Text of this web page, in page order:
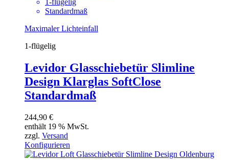
1-flügelig
Standardmaß
Maximaler Lichteinfall
1-flügelig
Levidor Glasschiebetür Slimline
Design Klarglas SoftClose
Standardmaß
244,90 €
enthält 19 % MwSt.
zzgl. Versand
Konfigurieren